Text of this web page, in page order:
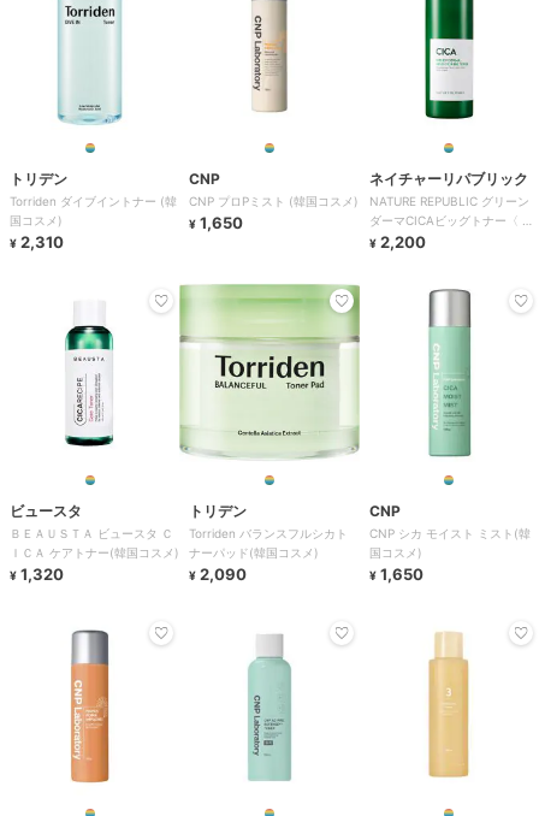
トリデン
Torriden ダイブイントナー (韓
国コスメ)
¥ 2,310
CNP
CNP プロPミスト (韓国コスメ)
¥ 1,650
ネイチャーリパブリック
NATURE REPUBLIC グリーン
ダーマCICAビッグトナー〈 化
粧水 〉 (韓国コスメ)
¥ 2,200
ビュースタ
ＢＥＡＵＳＴＡ ビュースタ Ｃ
ＩＣＡ ケアトナー(韓国コスメ)
¥ 1,320
トリデン
Torriden バランスフルシカト
ナーパッド(韓国コスメ)
¥ 2,090
CNP
CNP シカ モイスト ミスト(韓
国コスメ)
¥ 1,650